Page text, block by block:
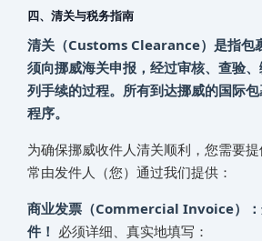
四、清关与税务指南
清关（Customs Clearance）是指包
须向‌挪威‌‌‌‌‌‌‌海关申报，经过审核、查验
列手续的过程。所有到达‌挪威‌‌‌‌‌‌‌的国际
程序。
为确保‌挪威‌‌‌‌‌‌‌收件人清关顺利，您需要
常由发件人（您）通过我们提供：
商业发票（Commercial Invoice）：
件！ 必须详细、真实地填写：